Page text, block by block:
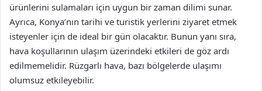
ürünlerini sulamaları için uygun bir zaman dilimi sunar.
Ayrıca, Konya’nın tarihi ve turistik yerlerini ziyaret etmek
isteyenler için de ideal bir gün olacaktır. Bunun yanı sıra,
hava koşullarının ulaşım üzerindeki etkileri de göz ardı
edilmemelidir. Rüzgarlı hava, bazı bölgelerde ulaşımı
olumsuz etkileyebilir.